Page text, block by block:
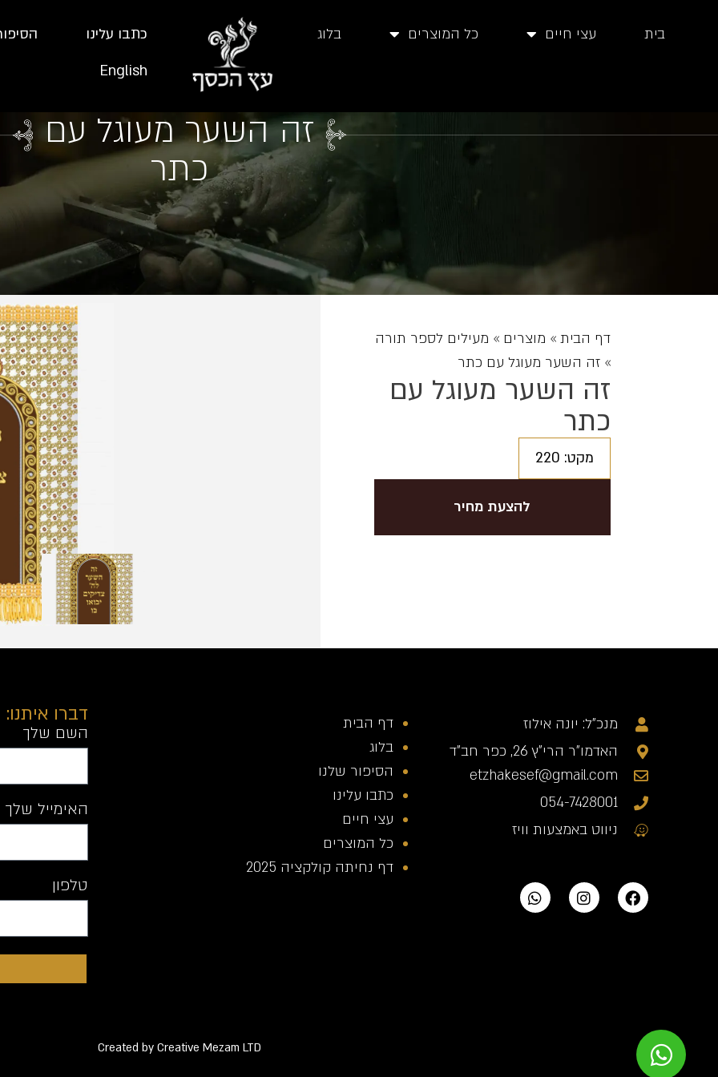
בית עצי חיים כל המוצרים בלוג כתבו עלינו
English
זה השער מעוגל עם
כתר
דף הבית » מוצרים » מעילים לספר תורה
»זה השער מעוגל עם כתר
זה השער מעוגל עם
כתר
מקט: 220
להצעת מחיר
מנכ"ל: יונה אילוז
האדמו"ר הרי"ץ 26, כפר חב"ד
etzhakesef@gmail.com
054-7428001
ניווט באמצעות וויז
דף הבית
בלוג
הסיפור שלנו
כתבו עלינו
עצי חיים
כל המוצרים
דף נחיתה קולקציה 2025
דברו איתנו:
השם שלך
האימייל שלך
טלפון
Created by Creative Mezam LTD